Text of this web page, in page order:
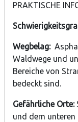
PRAKTISCHE
Wegbelag:
Waldwege und
Bereiche von
bedeckt sind.
Gefährliche Orte:
und dem unteren